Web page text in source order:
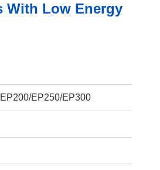
With Low Energy
EP250/EP300